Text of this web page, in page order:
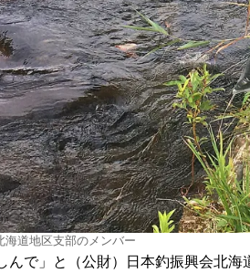
道地区支部のメンバー
で」と（公財）日本釣振興会北